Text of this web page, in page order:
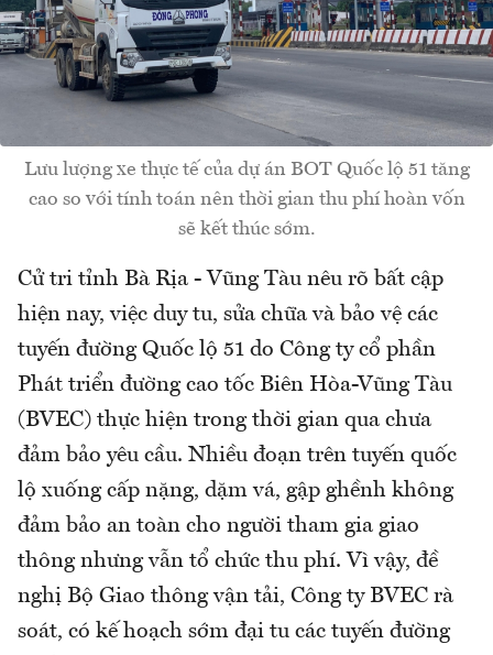
Lưu lượng xe thực tế của dự án BOT Quốc lộ 51 tăng
cao so với tính toán nên thời gian thu phí hoàn vốn
sẽ kết thúc sớm.
Cử tri tỉnh Bà Rịa - Vũng Tàu nêu rõ bất cập
hiện nay, việc duy tu, sửa chữa và bảo vệ các
tuyến đường Quốc lộ 51 do Công ty cổ phần
Phát triển đường cao tốc Biên Hòa-Vũng Tàu
(BVEC) thực hiện trong thời gian qua chưa
đảm bảo yêu cầu. Nhiều đoạn trên tuyến quốc
lộ xuống cấp nặng, dặm vá, gập ghềnh không
đảm bảo an toàn cho người tham gia giao
thông nhưng vẫn tổ chức thu phí. Vì vậy, đề
nghị Bộ Giao thông vận tải, Công ty BVEC rà
soát, có kế hoạch sớm đại tu các tuyến đường